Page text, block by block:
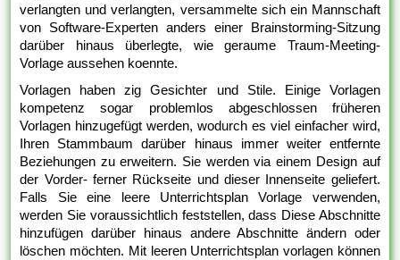
verlangten und verlangten, versammelte sich ein Mannschaft
von Software-Experten anders einer Brainstorming-Sitzung
darüber hinaus überlegte, wie geraume Traum-Meeting-
Vorlage aussehen koennte.
Vorlagen haben zig Gesichter und Stile. Einige Vorlagen
kompetenz sogar problemlos abgeschlossen früheren
Vorlagen hinzugefügt werden, wodurch es viel einfacher wird,
Ihren Stammbaum darüber hinaus immer weiter entfernte
Beziehungen zu erweitern. Sie werden via einem Design auf
der Vorder- ferner Rückseite und dieser Innenseite geliefert.
Falls Sie eine leere Unterrichtsplan Vorlage verwenden,
werden Sie voraussichtlich feststellen, dass Diese Abschnitte
hinzufügen darüber hinaus andere Abschnitte ändern oder
löschen möchten. Mit leeren Unterrichtsplan vorlagen können